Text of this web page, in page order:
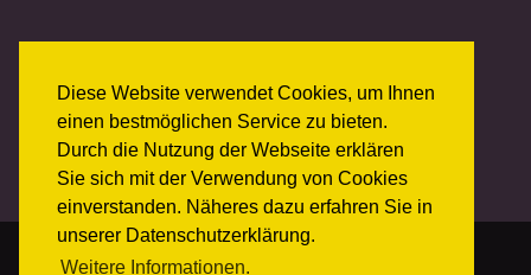
Diese Website verwendet Cookies, um Ihnen
einen bestmöglichen Service zu bieten.
Durch die Nutzung der Webseite erklären
Sie sich mit der Verwendung von Cookies
einverstanden. Näheres dazu erfahren Sie in
unserer Datenschutzerklärung.
Weitere Informationen.
JETZT ANSEHEN